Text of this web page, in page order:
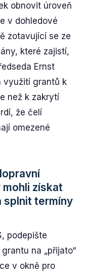
obnovit úroveň
v dohledové
zotavující se ze
které zajistí,
Ernst
využití grantů k
než k zakrytí
že čelí
omezené
získat
splnit termíny
podepište
na „přijato“
v okně pro